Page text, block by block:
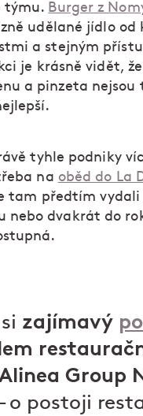
týmu. Burger z
udělané jídlo od
a stejným
je krásně vidět, že
a pinzeta nejsou
tyhle podniky
na oběd do La
tam předtím vydali
nebo dvakrát do
zajímavý
Group
o postoji